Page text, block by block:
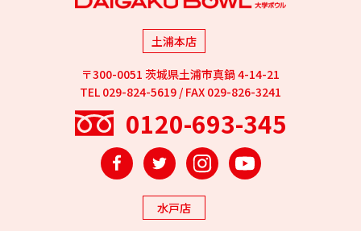
土浦本店
〒300-0051 茨城県土浦市真鍋 4-14-21
TEL 029-824-5619 / FAX 029-826-3241
0120-693-345
FacebookTwitterInstagramYouTube
水戸店